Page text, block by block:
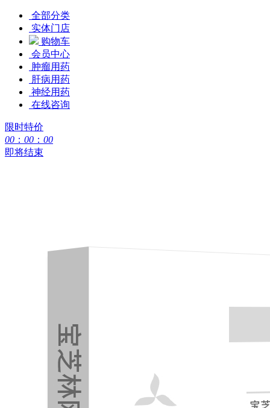
全部分类
实体门店
购物车
会员中心
肿瘤用药
肝病用药
神经用药
在线咨询
限时特价
00 ： 00 ： 00
即将结束